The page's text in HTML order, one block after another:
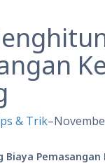
& Trik–
Biaya Pemasangan